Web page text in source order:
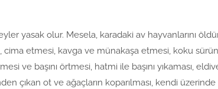
yasak olur. Mesela, karadaki av hayvanlarını
cima etmesi, kavga ve münakaşa etmesi, koku
ve başını örtmesi, hatmi ile başını yıkaması,
çıkan ot ve ağaçların koparılması, kendi